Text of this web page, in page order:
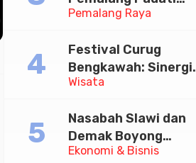
Pemalang Raya
Kirab Festival Kamir
Wisata
Festival Curug
Bengkawah: Sinergi
Desa Sikasur dan
Memajukan Wisata
serta UMKM Lokal
Ekonomi & Bisnis
Nasabah Slawi dan
Demak Boyong
Toyota Innova Zenix